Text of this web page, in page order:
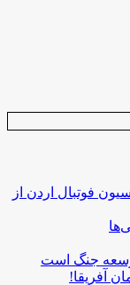
فوتبال اردن از
توسعه جنگ است